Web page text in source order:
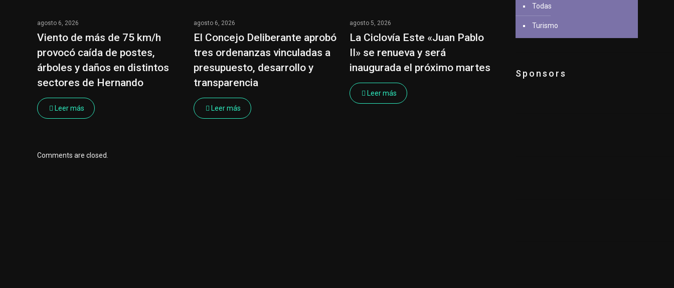
agosto 6, 2026
Viento de más de 75 km/h
provocó caída de postes,
árboles y daños en distintos
sectores de Hernando
Leer más
agosto 6, 2026
El Concejo Deliberante aprobó
tres ordenanzas vinculadas a
presupuesto, desarrollo y
transparencia
Leer más
agosto 5, 2026
La Ciclovía Este «Juan Pablo
II» se renueva y será
inaugurada el próximo martes
Leer más
Comments are closed.
Todas
Turismo
Sponsors